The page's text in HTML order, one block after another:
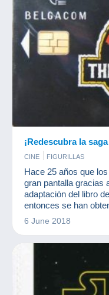
¡Redescubra la
CINE FIGURILLAS
Hace 25 años que
gran pantalla gracias
adaptación del libro
entonces se han
películas y el
6 June 2018